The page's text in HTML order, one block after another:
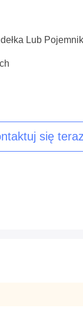
Lub
się teraz